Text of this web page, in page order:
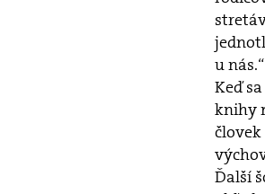
u nás.“
Keď
knihy
Ďalší